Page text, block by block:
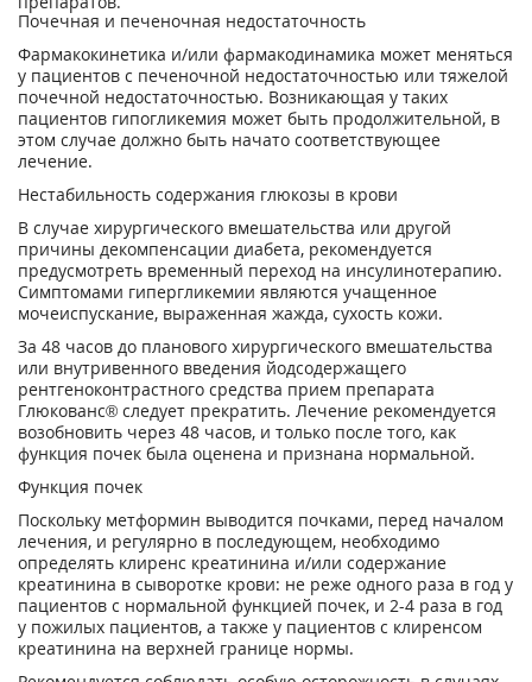
Почечная и печеночная недостаточность
Фармакокинетика и/или фармакодинамика может меняться
у пациентов с печеночной недостаточностью или тяжелой
почечной недостаточностью. Возникающая у таких
пациентов гипогликемия может быть продолжительной, в
этом случае должно быть начато соответствующее
лечение.
Нестабильность содержания глюкозы в крови
В случае хирургического вмешательства или другой
причины декомпенсации диабета, рекомендуется
предусмотреть временный переход на инсулинотерапию.
Симптомами гипергликемии являются учащенное
мочеиспускание, выраженная жажда, сухость кожи.
За 48 часов до планового хирургического вмешательства
или внутривенного введения йодсодержащего
рентгеноконтрастного средства прием препарата
Глюкованс® следует прекратить. Лечение рекомендуется
возобновить через 48 часов, и только после того, как
функция почек была оценена и признана нормальной.
Функция почек
Поскольку метформин выводится почками, перед началом
лечения, и регулярно в последующем, необходимо
определять клиренс креатинина и/или содержание
креатинина в сыворотке крови: не реже одного раза в год у
пациентов с нормальной функцией почек, и 2-4 раза в год
у пожилых пациентов, а также у пациентов с клиренсом
креатинина на верхней границе нормы.